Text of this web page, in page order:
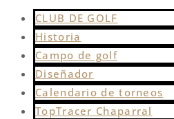
CLUB DE GOLF
Historia
Campo de golf
Diseñador
Calendario de torneos
TopTracer Chaparral